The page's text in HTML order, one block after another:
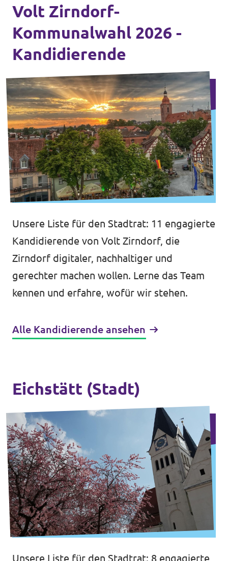
Volt Zirndorf-
Kommunalwahl 2026 -
Kandidierende
Unsere Liste für den Stadtrat: 11 engagierte
Kandidierende von Volt Zirndorf, die
Zirndorf digitaler, nachhaltiger und
gerechter machen wollen. Lerne das Team
kennen und erfahre, wofür wir stehen.
Alle Kandidierende ansehen
Eichstätt (Stadt)
Unsere Liste für den Stadtrat: 8 engagierte